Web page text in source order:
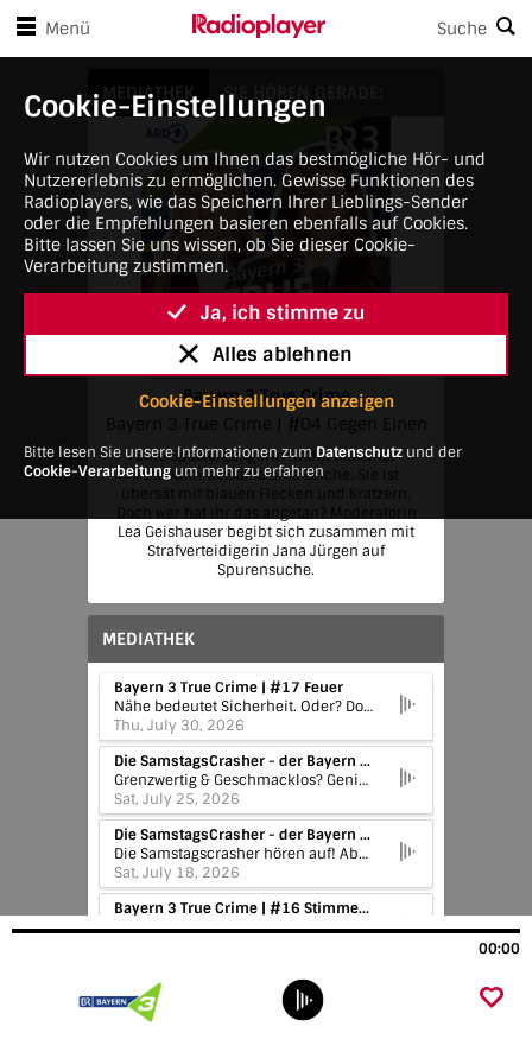
Cookie-Einstellungen
Wir nutzen Cookies um Ihnen das bestmögliche Hör- und
Nutzererlebnis zu ermöglichen. Gewisse Funktionen des
Radioplayers, wie das Speichern Ihrer Lieblings-Sender
oder die Empfehlungen basieren ebenfalls auf Cookies.
Bitte lassen Sie uns wissen, ob Sie dieser Cookie-
Verarbeitung zustimmen.
Ja, ich stimme zu
Alles ablehnen
Cookie-Einstellungen anzeigen
Bitte lesen Sie unsere Informationen zum Datenschutz und der
Cookie-Verarbeitung um mehr zu erfahren
Zum Hauptinhalt springen
Player-Steuerungen springen
Menü Suche
Bayern 3 True Crime
MEDIATHEK SIE HÖREN GERADE:
5:00 AM • Thu, March 12, 2026
Bayern 3 True Crime
Bayern 3 True Crime | #04 Gegen Einen
Eine Spaziergängerin findet bei einer
Autobahnraststätte eine Leiche. Sie ist
übersät mit blauen Flecken und Kratzern.
Doch wer hat ihr das angetan? Moderatorin
Lea Geishauser begibt sich zusammen mit
Strafverteidigerin Jana Jürgen auf
Spurensuche.
MEDIATHEK
Bayern 3 True Crime | #17 Feuer
Nähe bedeutet Sicherheit. Oder? Doch was passiert, wenn die Gefahr genau dort lauert, wo wir sie nie erwarten würden? Vor der eigenen Haustür, in den eigenen vier Wänden, am Arbeitsplatz, in der Familie, im Freundeskreis oder in der Partnerschaft. Wenn diejenigen, die uns besonders nah sind, plötzlich zu Verdächtigen vor Gericht werden? Mit "Gefährliche Nähe" geht der erfolgreiche Bayern 3 True Crime Podcast in die neunte Staffel. Die neue Host – Bayern-3-Moderatorin Lea Geishauser – spricht gemeinsam mit Strafverteidigerin Jana Jürgen anhand wahrer Kriminalfälle aus Deutschland über strafrechtliche Hintergründe, Ermittlungen und Gerichtsprozesse. Zusätzlich werden in der aktuellen Staffel des Bayern 3 True Crime Podcast auch immer wieder die psychologischen Hintergründe und Folgen von Verbrechen auf Opfer- und Täterseite aus Expertensicht besprochen. Staffel 9 "Gefährliche Nähe" ist ein True Crime Podcast über wahre Verbrechen, die im engsten sozialen Umfeld geschehen, über Nähe, Vertrauen und die Abgründe menschlicher Beziehungen.
Thu, July 30, 2026
Die SamstagsCrasher - der Bayern 3 Comedy Podcast | Zwischen Tüll und Themenrad: Stefan & Schaffi sagen JA!
Grenzwertig & Geschmacklos? Genial & Geil? Sagt ihr's uns! In diesem Comedy Podcast geht's um den Wahnsinn der Woche, auf der Welt, im Netz und überhaupt. Macht euch auf alles gefasst, wenn Stefan Kreutzer und Sebastian "Schaffi" Schaffstein loslegen: Sie sind gnadenlos, kindisch, seicht und tief - und manche finden sie sogar lustig ... ;) #Satire #Comedy #PriseAnarchie #BAYERN3SamstagsCrasher
Sat, July 25, 2026
Die SamstagsCrasher - der Bayern 3 Comedy Podcast | Emotionale Achterbahnfahrt für die (Samstags-)Crasher
Die Samstagscrasher hören auf! Aber erst machen sie mit den WDR2 Kollegen die Autobahn für Urlauber frei. Außerdem kümmert sich der Erklärbär um spezielle Leihmutterschaften, es geht um bekiffte Hunde und das Geruchserlebnis im Trojanischen Pferd.
Sat, July 18, 2026
Bayern 3 True Crime | #16 Stimmen im Kopf
Eigentlich will Sandra nur ihren Job machen. Doch aus einem Routine-Einsatz wird einer der schlimmsten Tage ihres Lebens: Als Reporterin befindet sie sich gerade in einem Geschäft, als plötzlich ein blutüberströmter Mann hinein stolpert.
Sat, July 11, 2026
00:00